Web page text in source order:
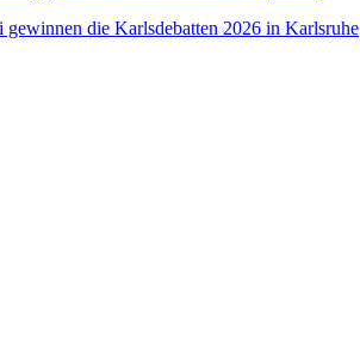
gewinnen die Karlsdebatten 2026 in Karlsruhe